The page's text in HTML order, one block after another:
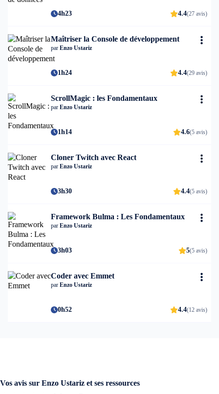
4h23 4.4(27 avis)
Maîtriser la Console de développement
par Enzo Ustariz
1h24 4.4(29 avis)
ScrollMagic : les Fondamentaux
par Enzo Ustariz
1h14 4.6(5 avis)
Cloner Twitch avec React
par Enzo Ustariz
3h30 4.4(5 avis)
Framework Bulma : Les Fondamentaux
par Enzo Ustariz
3h03 5(5 avis)
Coder avec Emmet
par Enzo Ustariz
0h52 4.4(12 avis)
Vos avis sur Enzo Ustariz et ses ressources